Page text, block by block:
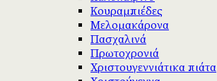
Κουραμπιέδες
Μελομακάρονα
Πασχαλινά
Πρωτοχρονιά
Χριστουγεννιάτικα πιάτα